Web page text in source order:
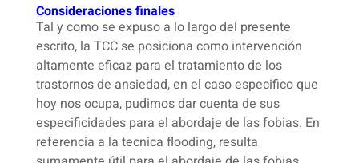
Consideraciones finales
Tal y como se expuso a lo largo del presente
escrito, la TCC se posiciona como intervención
altamente eficaz para el tratamiento de los
trastornos de ansiedad, en el caso especifico que
hoy nos ocupa, pudimos dar cuenta de sus
especificidades para el abordaje de las fobias. En
referencia a la tecnica flooding, resulta